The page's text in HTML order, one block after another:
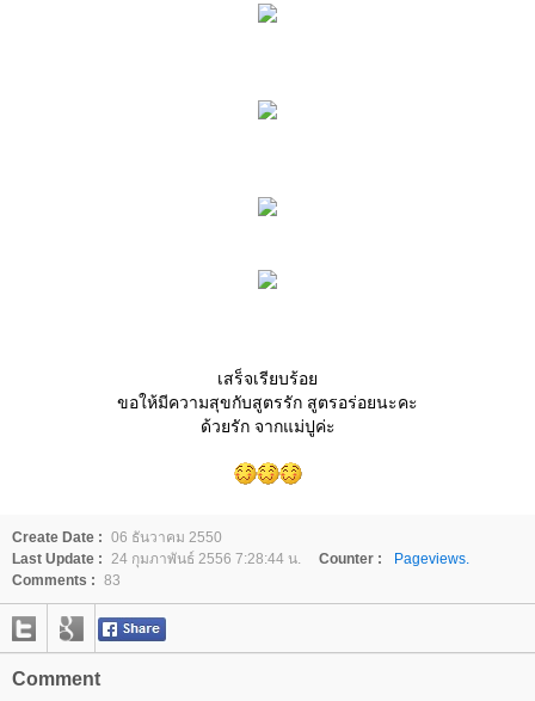
เสร็จเรียบร้อ
ขอให้มีความสุขกับสูตรรัก สูตรอร่อยนะคะ
ด้วยรัก จากแม่ปูค่ะ
Create Date : 06 ธันวาคม 2550
Last Update : 24 กุมภาพันธ์ 2556 7:28:44 น. Counter :
Pageviews.
Comments : 83
Comment